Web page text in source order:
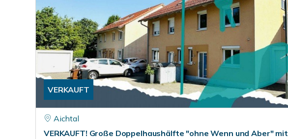
VERKAUFT
Aichtal
VERKAUFT! Große Doppelhaushälfte "ohne Wenn und Aber" mit